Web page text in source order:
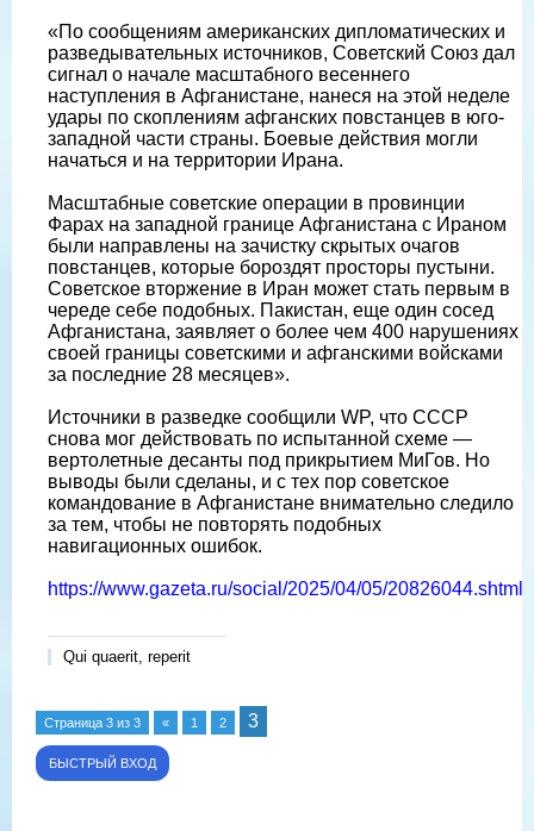
«По сообщениям американских дипломатических и
разведывательных источников, Советский Союз дал
сигнал о начале масштабного весеннего
наступления в Афганистане, нанеся на этой неделе
удары по скоплениям афганских повстанцев в юго-
западной части страны. Боевые действия могли
начаться и на территории Ирана.
Масштабные советские операции в провинции
Фарах на западной границе Афганистана с Ираном
были направлены на зачистку скрытых очагов
повстанцев, которые бороздят просторы пустыни.
Советское вторжение в Иран может стать первым в
череде себе подобных. Пакистан, еще один сосед
Афганистана, заявляет о более чем 400 нарушениях
своей границы советскими и афганскими войсками
за последние 28 месяцев».
Источники в разведке сообщили WP, что СССР
снова мог действовать по испытанной схеме —
вертолетные десанты под прикрытием МиГов. Но
выводы были сделаны, и с тех пор советское
командование в Афганистане внимательно следило
за тем, чтобы не повторять подобных
навигационных ошибок.
https://www.gazeta.ru/social/2025/04/05/20826044.shtml
Qui quaerit, reperit
Страница 3 из 3 « 1 2 3